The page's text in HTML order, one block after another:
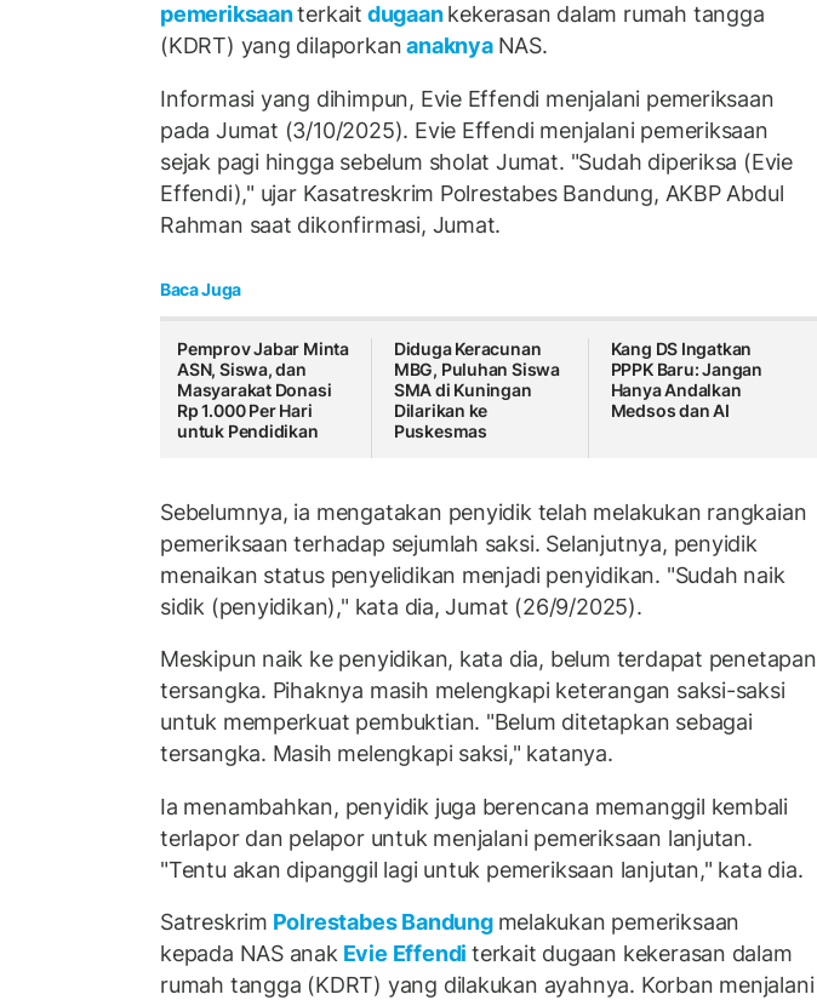
pemeriksaanterkait dugaankekerasan dalam rumah tangga
(KDRT) yang dilaporkananaknya NAS.
Informasi yang dihimpun, Evie Effendi menjalani pemeriksaan
pada Jumat (3/10/2025). Evie Effendi menjalani pemeriksaan
sejak pagi hingga sebelum sholat Jumat. "Sudah diperiksa (Evie
Effendi)," ujar Kasatreskrim Polrestabes Bandung, AKBP Abdul
Rahman saat dikonfirmasi, Jumat.
Baca Juga
Pemprov Jabar Minta
ASN, Siswa, dan
Masyarakat Donasi
Rp 1.000 Per Hari
untuk Pendidikan
Diduga Keracunan
MBG, Puluhan Siswa
SMA di Kuningan
Dilarikan ke
Puskesmas
Kang DS Ingatkan
PPPK Baru: Jangan
Hanya Andalkan
Medsos dan AI
Sebelumnya, ia mengatakan penyidik telah melakukan rangkaian
pemeriksaan terhadap sejumlah saksi. Selanjutnya, penyidik
menaikan status penyelidikan menjadi penyidikan. "Sudah naik
sidik (penyidikan)," kata dia, Jumat (26/9/2025).
Meskipun naik ke penyidikan, kata dia, belum terdapat penetapan
tersangka. Pihaknya masih melengkapi keterangan saksi-saksi
untuk memperkuat pembuktian. "Belum ditetapkan sebagai
tersangka. Masih melengkapi saksi," katanya.
Ia menambahkan, penyidik juga berencana memanggil kembali
terlapor dan pelapor untuk menjalani pemeriksaan lanjutan.
"Tentu akan dipanggil lagi untuk pemeriksaan lanjutan," kata dia.
Satreskrim Polrestabes Bandung melakukan pemeriksaan
kepada NAS anak Evie Effendi terkait dugaan kekerasan dalam
rumah tangga (KDRT) yang dilakukan ayahnya. Korban menjalani